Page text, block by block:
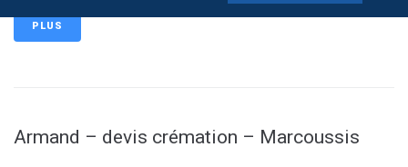
PLUS
Armand – devis crémation – Marcoussis